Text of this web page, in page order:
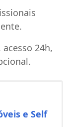
24h,
e Self